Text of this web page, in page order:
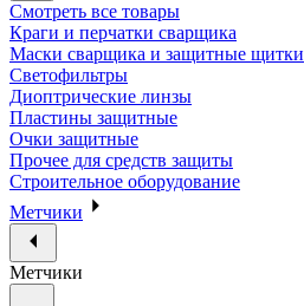
Смотреть все товары
Краги и перчатки сварщика
Маски сварщика и защитные щитки
Светофильтры
Диоптрические линзы
Пластины защитные
Очки защитные
Прочее для средств защиты
Строительное оборудование
Метчики
Метчики